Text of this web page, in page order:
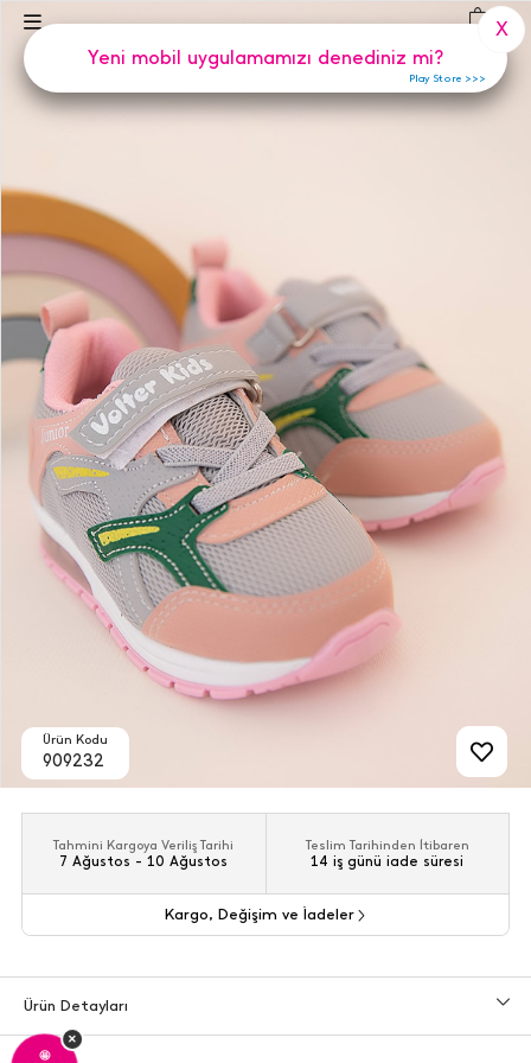
0 )
Ürün Kodu
909232
Tahmini Kargoya Veriliş Tarihi
7 Ağustos - 10 Ağustos
Teslim Tarihinden İtibaren
14 iş günü iade süresi
Kargo, Değişim ve İadeler
Ürün Detayları
🤩
×
Yeni mobil uygulamamızı denediniz mi?
X
Play Store >>>